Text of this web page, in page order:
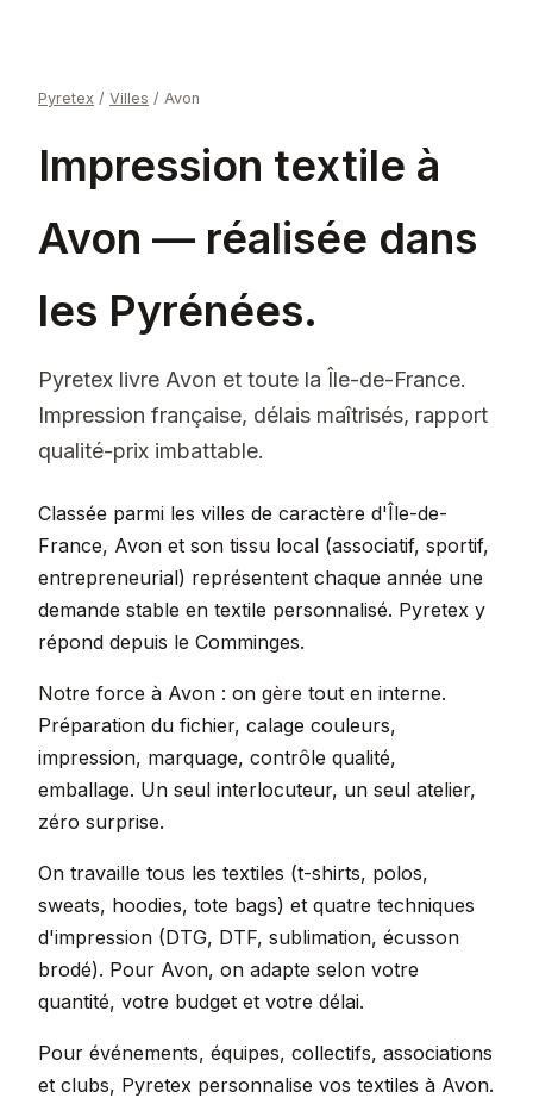
Pyretex / Villes / Avon
Impression textile à
Avon — réalisée dans
les Pyrénées.
Pyretex livre Avon et toute la Île-de-France.
Impression française, délais maîtrisés, rapport
qualité-prix imbattable.
Classée parmi les villes de caractère d'Île-de-
France, Avon et son tissu local (associatif, sportif,
entrepreneurial) représentent chaque année une
demande stable en textile personnalisé. Pyretex y
répond depuis le Comminges.
Notre force à Avon : on gère tout en interne.
Préparation du fichier, calage couleurs,
impression, marquage, contrôle qualité,
emballage. Un seul interlocuteur, un seul atelier,
zéro surprise.
On travaille tous les textiles (t-shirts, polos,
sweats, hoodies, tote bags) et quatre techniques
d'impression (DTG, DTF, sublimation, écusson
brodé). Pour Avon, on adapte selon votre
quantité, votre budget et votre délai.
Pour événements, équipes, collectifs, associations
et clubs, Pyretex personnalise vos textiles à Avon.